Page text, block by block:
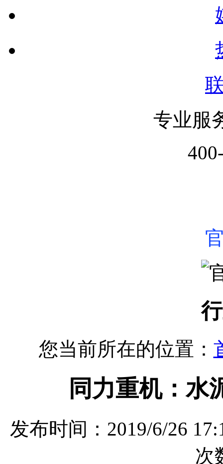
专业服
您当前所在的位置：
同力重机：水
发布时间：2019/6/26
次